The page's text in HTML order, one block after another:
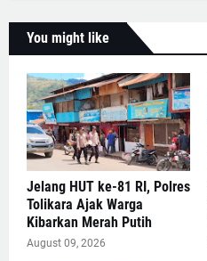
You might like
Jelang HUT ke-81 RI, Polres
Tolikara Ajak Warga
Kibarkan Merah Putih
August 09, 2026